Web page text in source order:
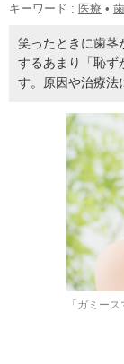
キーワード : 医療 •
笑ったときに歯茎
するあまり「恥ず
す。原因や治療法
「ガミー